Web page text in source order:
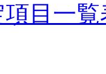
目一覧